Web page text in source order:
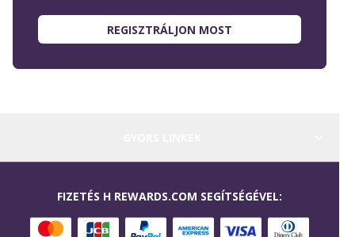
REGISZTRÁLJON MOST
FIZETÉS H REWARDS.COM SEGÍTSÉGÉVEL: